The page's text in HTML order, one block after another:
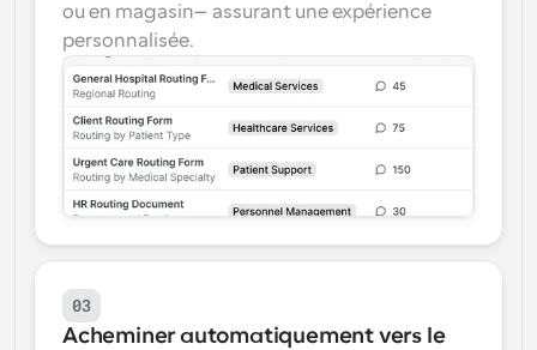
ou en magasin—assurant une expérience
personnalisée.
03
Acheminer automatiquement vers le